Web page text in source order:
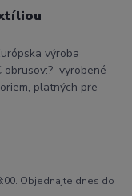
výroba
obrusov:? vyrobené
platných pre
Objednajte dnes do